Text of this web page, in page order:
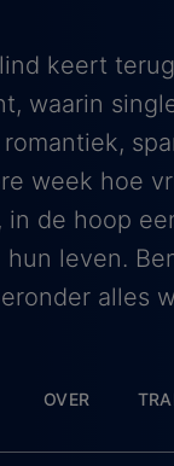
keert
waarin
week hoe
in de hoop
leven.
alles
OVER